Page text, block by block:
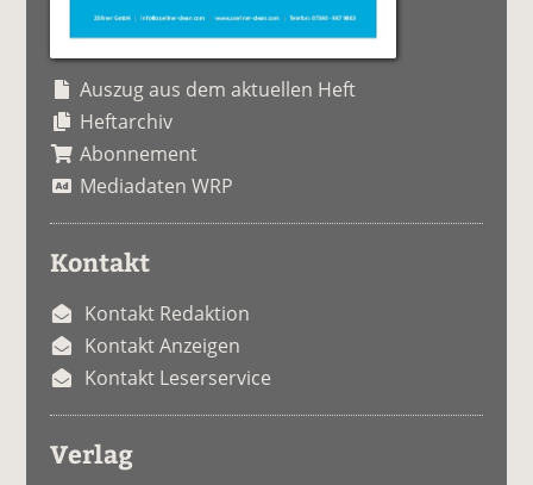
Auszug aus dem aktuellen Heft
Heftarchiv
Abonnement
Mediadaten WRP
Kontakt
Kontakt Redaktion
Kontakt Anzeigen
Kontakt Leserservice
Verlag